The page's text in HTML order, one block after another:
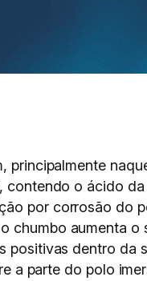
o ácido
por corrosão do
chumbo aumenta
positivas dentro da
a parte do polo